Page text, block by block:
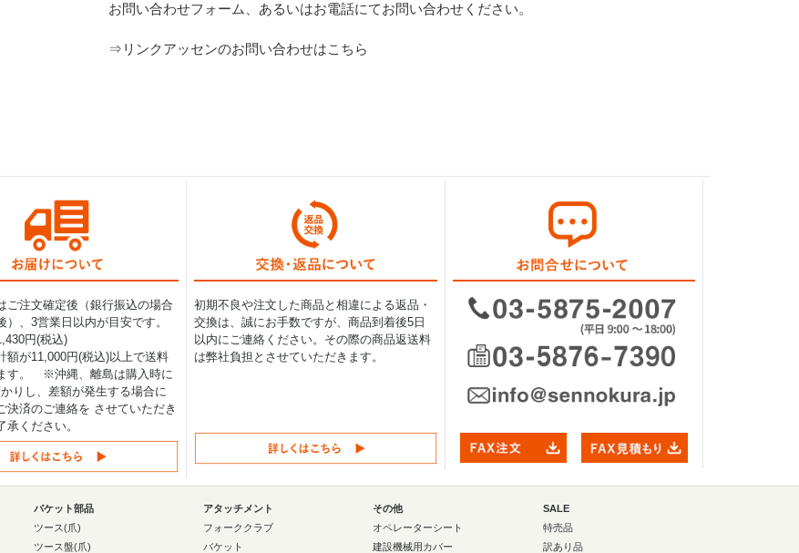
お問い合わせフォーム、あるいはお電話にてお問い合わせください。
⇒ リンクアッセンのお問い合わせはこちら
ご注文確定後（銀行振込の場合
）、3営業日以内が目安です。
円(税込)
額が11,000円(税込)以上で送料
す。 ※沖縄、離島は購入時に
りし、差額が発生する場合に
決済のご連絡を させていただき
承ください。
初期不良や注文した商品と相違による返品・
交換は、誠にお手数ですが、商品到着後5日
以内にご連絡ください。その際の商品返送料
は弊社負担とさせていただきます。
バケット部品
ツース(爪)
ツース盤(爪)
アタッチメント
フォーククラブ
バケット
その他
オペレーターシート
建設機械用カバー
SALE
特売品
訳あり品